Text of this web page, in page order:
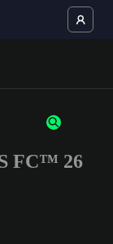
chiffres.
FC™ 26